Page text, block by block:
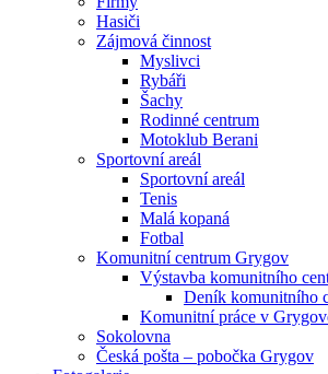
Hasiči
Zájmová činnost
Myslivci
Rybáři
Šachy
Rodinné centrum
Motoklub Berani
Sportovní areál
Sportovní areál
Tenis
Malá kopaná
Fotbal
Komunitní centrum Grygov
Výstavba komunitního
Deník komunitního
Komunitní práce v
Sokolovna
Česká pošta – pobočka Grygov